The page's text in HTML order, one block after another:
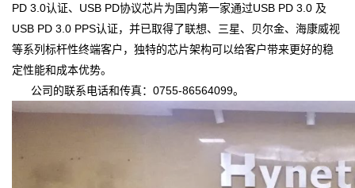
PD 3.0认证、USB PD协议芯片为国内第一家通过USB PD 3.0 及
USB PD 3.0 PPS认证，并已取得了联想、三星、贝尔金、海康威视
等系列标杆性终端客户，独特的芯片架构可以给客户带来更好的稳
定性能和成本优势。
公司的联系电话和传真：0755-86564099。